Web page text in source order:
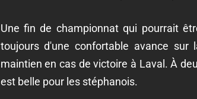
Une fin de championnat qui pourrait
toujours d'une confortable avance sur
maintien en cas de victoire à Laval. À
est belle pour les stéphanois.